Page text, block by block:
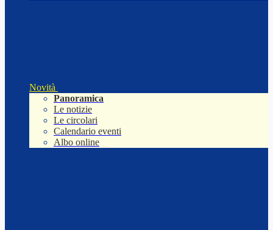
Novità
Panoramica
Le notizie
Le circolari
Calendario eventi
Albo online